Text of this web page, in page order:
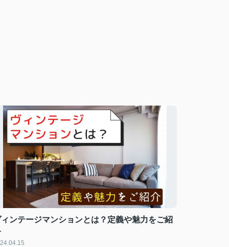
ンテージマンションとは？定義や魅力をご紹